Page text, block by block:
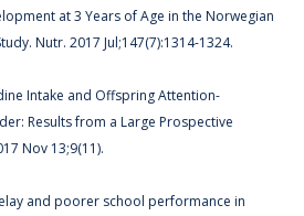
at 3 Years of Age in the Norwegian
Nutr. 2017 Jul;147(7):1314-1324.
Intake and Offspring Attention-
Results from a Large Prospective
Nov 13;9(11).
and poorer school performance in